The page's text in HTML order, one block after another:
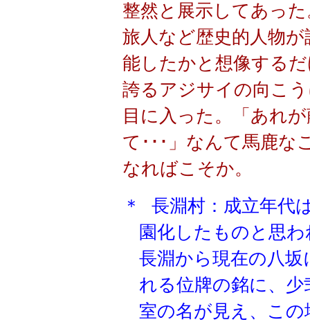
整然と展示してあっ
旅人など歴史的人物
能したかと想像する
誇るアジサイの向こ
目に入った。「あれ
て･･･」なんて馬鹿な
なればこそか。
＊
長淵村：成立年代
園化したものと思
長淵から現在の八
れる位牌の銘に、
室の名が見え、こ